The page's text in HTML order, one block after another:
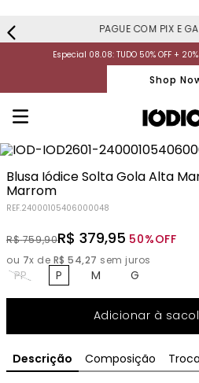
PAGUE COM PIX E
Especial 08.08: TUDO 50% OFF +
Shop
Blusa Iódice Solta Gola Alta
Marrom
REF.24000105406000048
R$ 759,90R$ 379,95 50%OFF
ou 7x de R$ 54,27 sem juros
PP P M G
Adicionar à
Descrição Composição